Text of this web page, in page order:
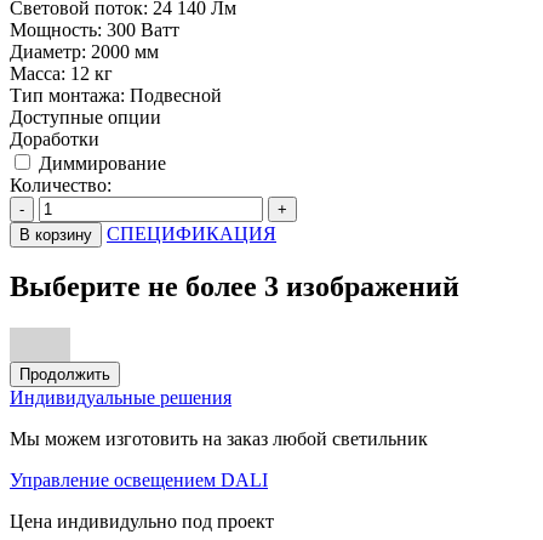
Световой поток: 24 140 Лм
Мощность: 300 Ватт
Диаметр: 2000 мм
Масса: 12 кг
Тип монтажа: Подвесной
Доступные опции
Доработки
Диммирование
Количество:
-
+
В корзину
СПЕЦИФИКАЦИЯ
Выберите не более 3 изображений
Продолжить
Индивидуальные решения
Мы можем изготовить на заказ любой светильник
Управление освещением DALI
Цена индивидульно под проект